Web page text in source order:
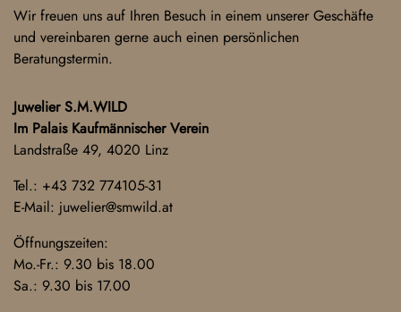
Wir freuen uns auf Ihren Besuch in einem unserer Geschäfte
und vereinbaren gerne auch einen persönlichen
Beratungstermin.
Juwelier S.M.WILD
Im Palais Kaufmännischer Verein
Landstraße 49, 4020 Linz
Tel.: +43 732 774105-31
E-Mail: juwelier@smwild.at
Öffnungszeiten:
Mo.-Fr.: 9.30 bis 18.00
Sa.: 9.30 bis 17.00